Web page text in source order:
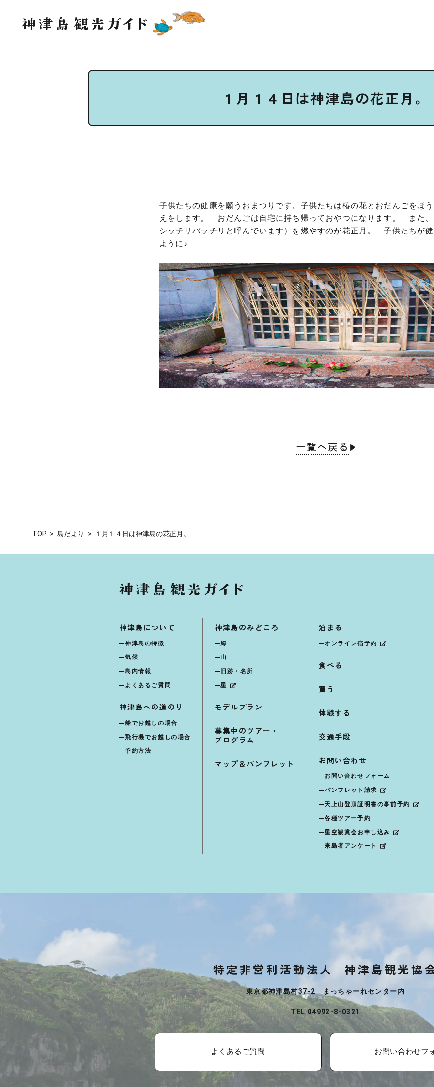
１月１４日は神津島の花正月。
子供たちの健康を願うおまつりです。子供たちは椿の花とおだんごをほ
えをします。 おだんごは自宅に持ち帰っておやつになります。 また
シッチリバッチリと呼んでいます）を燃やすのが花正月。 子供たちが
ように♪
一覧へ戻る
TOP 島だより １月１４日は神津島の花正月。
神津島について
神津島の特徴
気候
島内情報
よくあるご質問
神津島への道のり
船でお越しの場合
飛行機でお越しの場合
予約方法
神津島のみどころ
海
山
旧跡・名所
星
モデルプラン
募集中のツアー・
プログラム
マップ＆パンフレット
泊まる
オンライン宿予約
食べる
買う
体験する
交通手段
お問い合わせ
お問い合わせフォーム
パンフレット請求
天上山登頂証明書の事前予約
各種ツアー予約
星空観賞会お申し込み
来島者アンケート
特定非営利活動法人 神津島観光協
東京都神津島村37-2 まっちゃーれセンター内
TEL 04992-8-0321
よくあるご質問 お問い合わせフ